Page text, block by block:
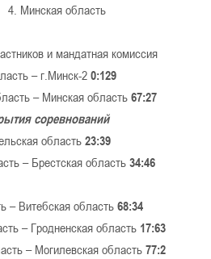
Минская область
и мандатная комиссия
– г.Минск-2 0:129
– Минская область 67:27
соревнований
область 23:39
– Брестская область 34:46
– Витебская область 68:34
– Гродненская область 17:63
– Могилевская область 77:2